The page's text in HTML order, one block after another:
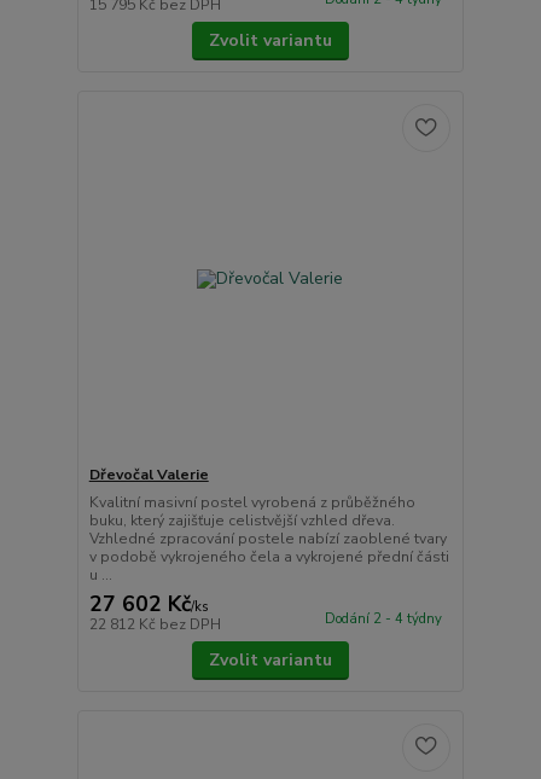
15 795 Kč bez DPH
Zvolit variantu
Dřevočal Valerie
Kvalitní masivní postel vyrobená z průběžného
buku, který zajišťuje celistvější vzhled dřeva.
Vzhledné zpracování postele nabízí zaoblené tvary
v podobě vykrojeného čela a vykrojené přední části
u ...
27 602 Kč/ks
22 812 Kč bez DPH Dodání 2 - 4 týdny
Zvolit variantu